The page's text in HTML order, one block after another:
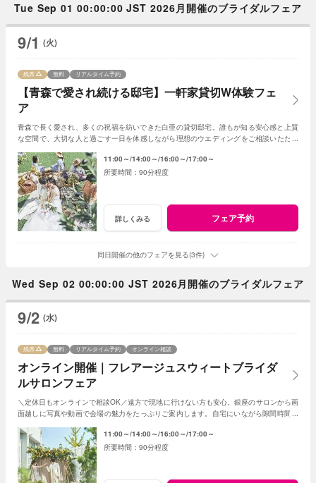
Tue Sep 01 00:00:00 JST 2026月開催のブライダルフェア
9/1 (火)
【青森で愛され続ける邸宅】一軒家貸切W体験フェ
ア
残席 無料 リアルタイム予約
青森で長く愛され、多くの祝福を紡いできた白亜の貸切邸宅。誰もが知る安心感と上質
な空間で、大切な人と過ごす一日を体感しながら理想のウエディングをご相談いただけ
11:00～ 14:00～ 16:00～ 17:00～
90分程度
詳しくみる フェア予約
同日開催の他のフェアを見る(3件)
Wed Sep 02 00:00:00 JST 2026月開催のブライダルフェア
9/2 (水)
オンライン開催｜フレアージュスウィートブライダ
ルサロンフェア
残席 無料 リアルタイム予約 オンライン相談
＼定休日もオンラインで相談OK／遠方で現地に行けない方も安心。銀座のサロンから画
面越しに写真や動画で会場の魅力をたっぷりご案内します。自宅にいながら隙間時間で
11:00～ 14:00～ 16:00～ 17:00～
90分程度